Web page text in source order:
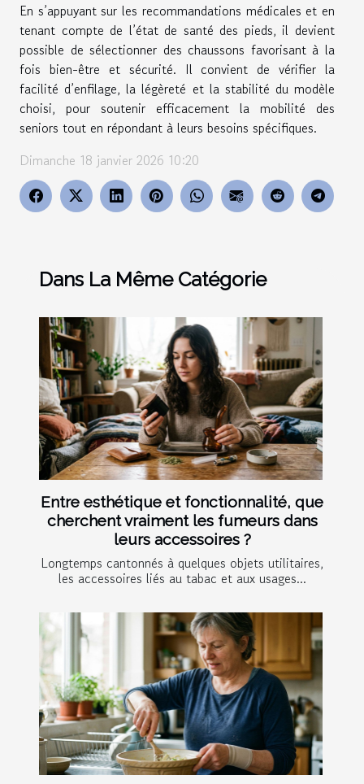
En s’appuyant sur les recommandations médicales et en
tenant compte de l’état de santé des pieds, il devient
possible de sélectionner des chaussons favorisant à la
fois bien-être et sécurité. Il convient de vérifier la
facilité d’enfilage, la légèreté et la stabilité du modèle
choisi, pour soutenir efficacement la mobilité des
seniors tout en répondant à leurs besoins spécifiques.
Dimanche 18 janvier 2026 10:20
Dans La Même Catégorie
Entre esthétique et fonctionnalité, que
cherchent vraiment les fumeurs dans
leurs accessoires ?
Longtemps cantonnés à quelques objets utilitaires,
les accessoires liés au tabac et aux usages...